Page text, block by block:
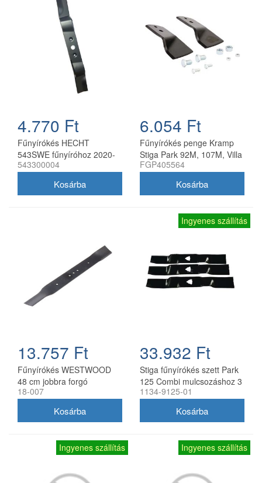
4.770 Ft
Fűnyírókés HECHT
543SWE fűnyíróhoz 2020-
21
543300004
6.054 Ft
Fűnyírókés penge Kramp
Stiga Park 92M, 107M, Villa
92M, 107M 170 mm
FGP405564
13.757 Ft
Fűnyírókés WESTWOOD
48 cm jobbra forgó
18-007
Ingyenes szállítás
33.932 Ft
Stiga fűnyírókés szett Park
125 Combi mulcsozáshoz 3
db
1134-9125-01
Ingyenes szállítás Ingyenes szállítás